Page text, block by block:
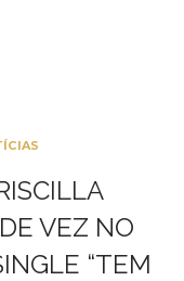
VEZ NO
“TEM